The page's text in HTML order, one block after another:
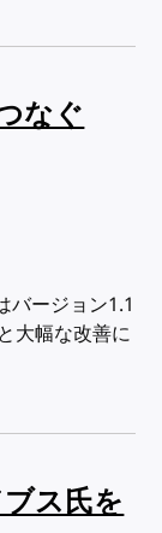
なぐ
ージョン1.1
大幅な改善に
ス氏を